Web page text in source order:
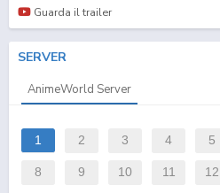
Guarda il trailer
SERVER
AnimeWorld Server
1 2 3 4 5
8 9 10 11 12